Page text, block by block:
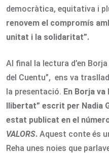
democràtica, equitativa i
renovem el compromís
unitat i la solidaritat”.
Al final la lectura d’en
del Cuentu”, ens va
la presentació. En Borja
llibertat” escrit per Nadia
estat publicat en el
VALORS. Aquest conte és
Reha unes noies que